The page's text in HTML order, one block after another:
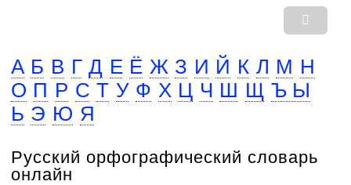
А Б В Г Д Е Ё Ж З И Й К Л М Н
О П Р С Т У Ф Х Ц Ч Ш Щ Ъ Ы
Ь Э Ю Я
Русский орфографический словарь
онлайн